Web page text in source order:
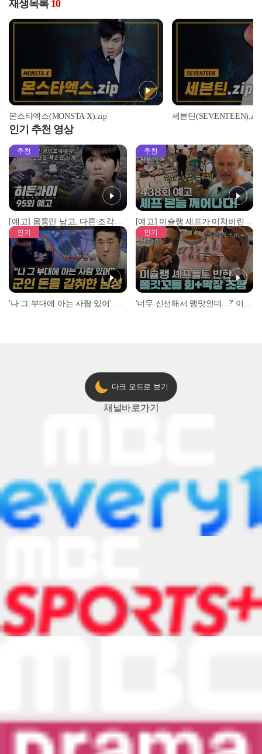
재생목록 10
몬스타엑스(MONSTA X).zip 세븐틴(SEVENTEEN).zip
인기 추천 영상
추천
[예고] 몸통만 남고, 다른 조각은 어디에..? 시화호에서 드러난 충격적인 토막 살인사건!
추천
[예고] 미슐랭 셰프가 미쳐버린 이유! 본능이 깨어난 사건은?
인기 인기
다크 모드로 보기
채널바로가기